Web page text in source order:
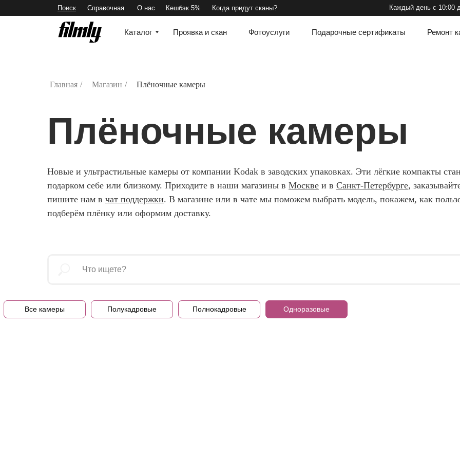
+7
Каждый день с 10:00 до 22:00
Каталог Проявка и скан Фотоуслуги Подарочные сертификаты Ремонт камер
Когда придут сканы?
Кешбэк 5%
О нас
Справочная
Поиск
Главная / Магазин / Плёночные камеры
Плёночные камеры
Новые и ультрастильные камеры от компании Kodak в заводских упаковках. Эти лёгкие компакты
подарком себе или близкому. Приходите в наши магазины в Москве и в Санкт-Петербурге,
пишите нам в чат поддержки. В магазине или в чате мы поможем выбрать модель, покажем, как
подберём плёнку или оформим доставку.
Полнокадровые
Все камеры Полукадровые Одноразовые